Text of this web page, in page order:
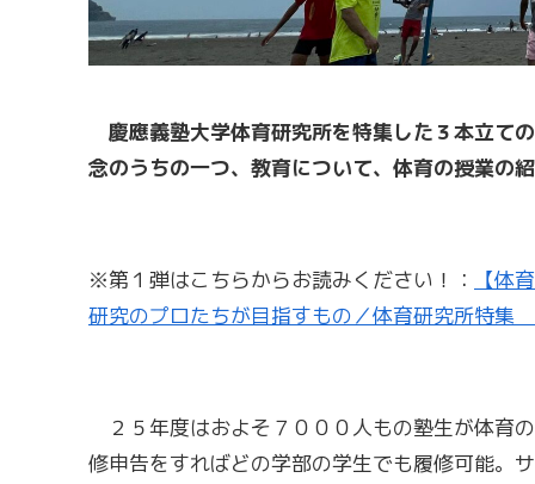
慶應義塾大学体育研究所を特集した３本立て
念のうちの一つ、教育について、体育の授業の
※第１弾はこちらからお読みください！：
【体
研究のプロたちが目指すもの／体育研究所特集
２５年度はおよそ７０００人もの塾生が体育
修申告をすればどの学部の学生でも履修可能。